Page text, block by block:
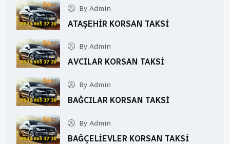
By Admin
ATAŞEHIR KORSAN TAKSI
By Admin
AVCILAR KORSAN TAKSI
By Admin
BAĞCILAR KORSAN TAKSI
By Admin
BAĞÇELIEVLER KORSAN TAKSI